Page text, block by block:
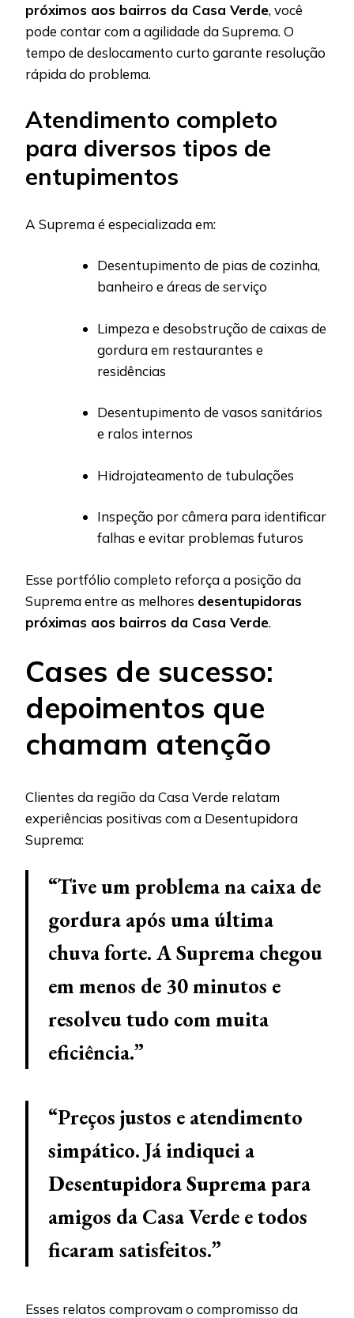
próximos aos bairros da Casa Verde, você
pode contar com a agilidade da Suprema. O
tempo de deslocamento curto garante resolução
rápida do problema.
Atendimento completo
para diversos tipos de
entupimentos
A Suprema é especializada em:
Desentupimento de pias de cozinha,
banheiro e áreas de serviço
Limpeza e desobstrução de caixas de
gordura em restaurantes e
residências
Desentupimento de vasos sanitários
e ralos internos
Hidrojateamento de tubulações
Inspeção por câmera para identificar
falhas e evitar problemas futuros
Esse portfólio completo reforça a posição da
Suprema entre as melhores desentupidoras
próximas aos bairros da Casa Verde.
Cases de sucesso:
depoimentos que
chamam atenção
Clientes da região da Casa Verde relatam
experiências positivas com a Desentupidora
Suprema:
“Tive um problema na caixa de
gordura após uma última
chuva forte. A Suprema chegou
em menos de 30 minutos e
resolveu tudo com muita
eficiência.”
“Preços justos e atendimento
simpático. Já indiquei a
Desentupidora Supremapara
amigos da Casa Verde e todos
ficaram satisfeitos.”
Esses relatos comprovam o compromisso da